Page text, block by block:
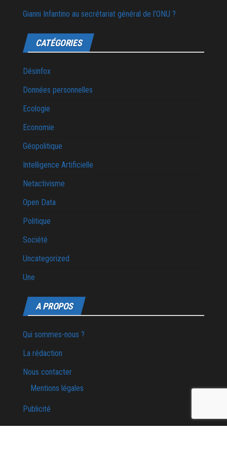
Gianni Infantino au secrétariat général de l’ONU ?
CATÉGORIES
Désinfox
Données personnelles
Ecologie
Economie
Géopolitique
Intelligence Artificielle
Netactivisme
Open Data
Politique
Société
Uncategorized
Une
A PROPOS
Qui sommes-nous ?
La rédaction
Nous contacter
Mentions légales
Publicité